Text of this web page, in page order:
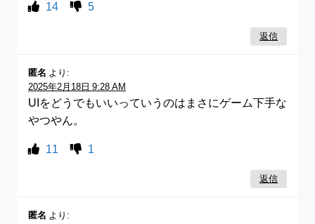
14 5
返信
匿名 より:
2025年2月18日 9:28 AM
UIをどうでもいいっていうのはまさにゲーム下手な
やつやん。
11 1
返信
匿名 より: